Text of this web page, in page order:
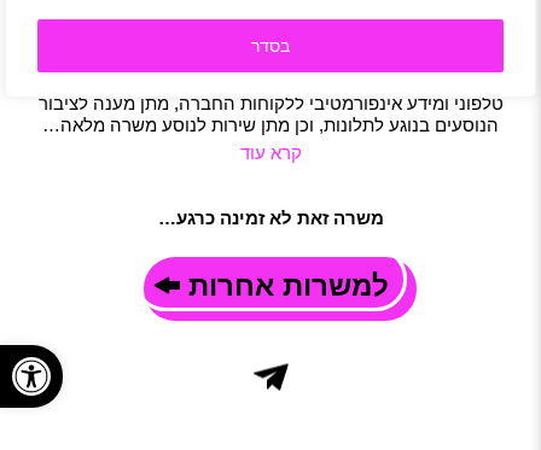
בסדר
תיאור משרה
למטרופולין דרוש/ה נציג/ת שירות לקוחות בכפר סבא ובאר שבע
טלפוני ומידע אינפורמטיבי ללקוחות החברה, מתן מענה לציבור
הנוסעים בנוגע לתלונות, וכן מתן שירות לנוסע משרה מלאה…
קרא עוד
משרה זאת לא זמינה כרגע…
למשרות אחרות